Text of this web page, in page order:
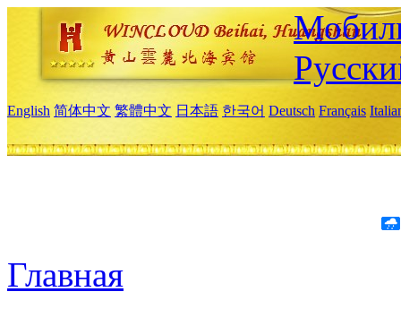
English 简体中文 繁體中文 日本語 한국어 Deutsch Français
Главная